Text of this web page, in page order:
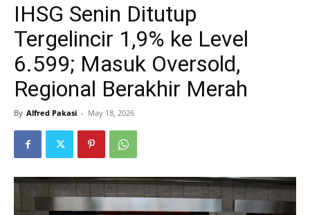
IHSG Senin Ditutup
Tergelincir 1,9% ke Level
6.599; Masuk Oversold,
Regional Berakhir Merah
By Alfred Pakasi - May 18, 2026